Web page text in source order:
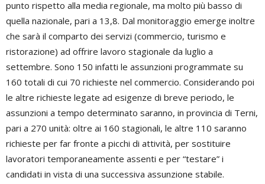
punto rispetto alla media regionale, ma molto più basso di
quella nazionale, pari a 13,8. Dal monitoraggio emerge inoltre
che sarà il comparto dei servizi (commercio, turismo e
ristorazione) ad offrire lavoro stagionale da luglio a
settembre. Sono 150 infatti le assunzioni programmate su
160 totali di cui 70 richieste nel commercio. Considerando poi
le altre richieste legate ad esigenze di breve periodo, le
assunzioni a tempo determinato saranno, in provincia di Terni,
pari a 270 unità: oltre ai 160 stagionali, le altre 110 saranno
richieste per far fronte a picchi di attività, per sostituire
lavoratori temporaneamente assenti e per “testare” i
candidati in vista di una successiva assunzione stabile.